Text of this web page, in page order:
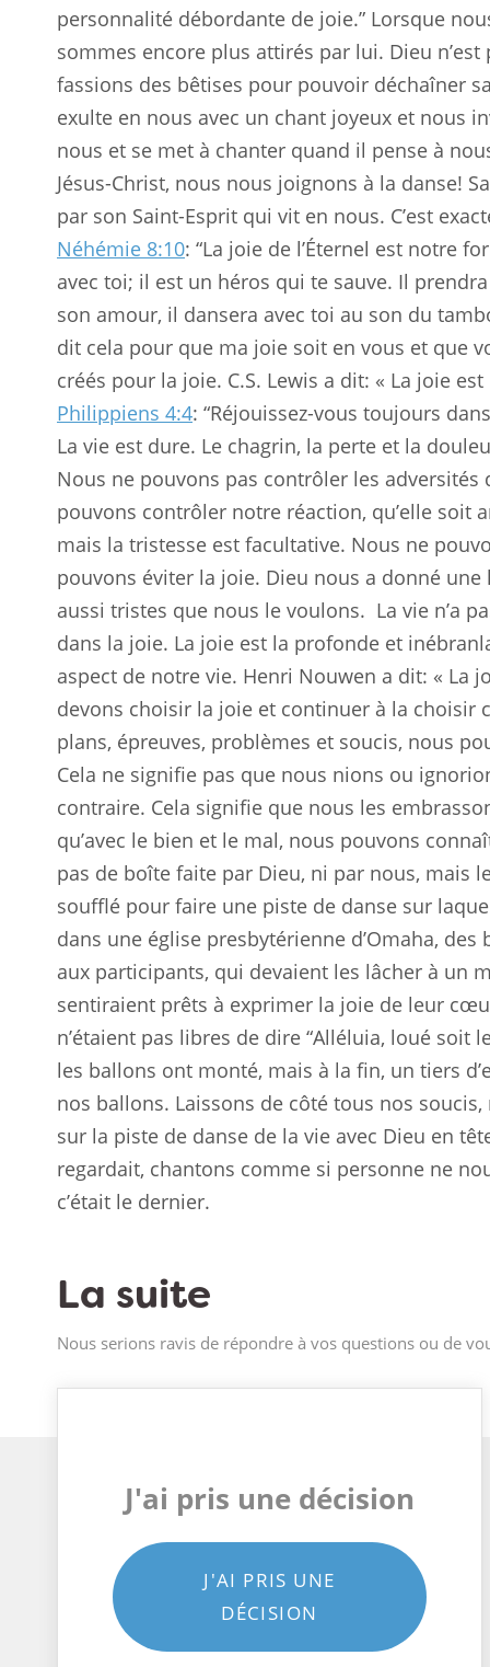
personnalité débordante de joie.” Lorsque
sommes encore plus attirés par lui. Dieu
fassions des bêtises pour pouvoir déchaîner
exulte en nous avec un chant joyeux et nous
nous et se met à chanter quand il pense à
Jésus-Christ, nous nous joignons à la danse!
par son Saint-Esprit qui vit en nous. C’est
Néhémie 8:10: “La joie de l’Éternel est notre
avec toi; il est un héros qui te sauve. Il
son amour, il dansera avec toi au son du
dit cela pour que ma joie soit en vous et que
créés pour la joie. C.S. Lewis a dit: « La joie
Philippiens 4:4: “Réjouissez-vous toujours
La vie est dure. Le chagrin, la perte et la
Nous ne pouvons pas contrôler les
pouvons contrôler notre réaction, qu’elle soit
mais la tristesse est facultative. Nous ne
pouvons éviter la joie. Dieu nous a donné
aussi tristes que nous le voulons. La vie n’a
dans la joie. La joie est la profonde et
aspect de notre vie. Henri Nouwen a dit: « La
devons choisir la joie et continuer à la choisir
plans, épreuves, problèmes et soucis, nous
Cela ne signifie pas que nous nions ou
contraire. Cela signifie que nous les
qu’avec le bien et le mal, nous pouvons
pas de boîte faite par Dieu, ni par nous, mais
soufflé pour faire une piste de danse sur
dans une église presbytérienne d’Omaha,
aux participants, qui devaient les lâcher à un
sentiraient prêts à exprimer la joie de leur
n’étaient pas libres de dire “Alléluia, loué soit
les ballons ont monté, mais à la fin, un tiers
nos ballons. Laissons de côté tous nos
sur la piste de danse de la vie avec Dieu en
regardait, chantons comme si personne ne
c’était le dernier.
La suite
Nous serions ravis de répondre à vos questions ou de
J'ai pris une décision
J'AI PRIS UNE
DÉCISION